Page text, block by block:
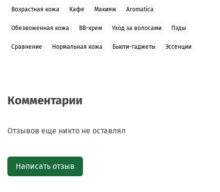
Возрастная кожа Кафе Макияж Aromatica
Обезвоженная кожа BB-крем Уход за волосами Пэды
Сравнение Нормальная кожа Бьюти-гаджеты Эссенции
Комментарии
Отзывов еще никто не оставлял
Написать отзыв